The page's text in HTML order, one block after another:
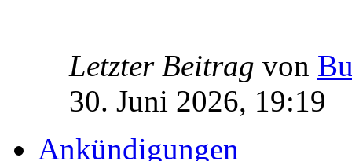
Letzter Beitrag von
30. Juni 2026, 19:19
Ankündigungen